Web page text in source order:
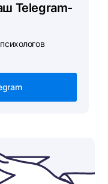
Telegram-